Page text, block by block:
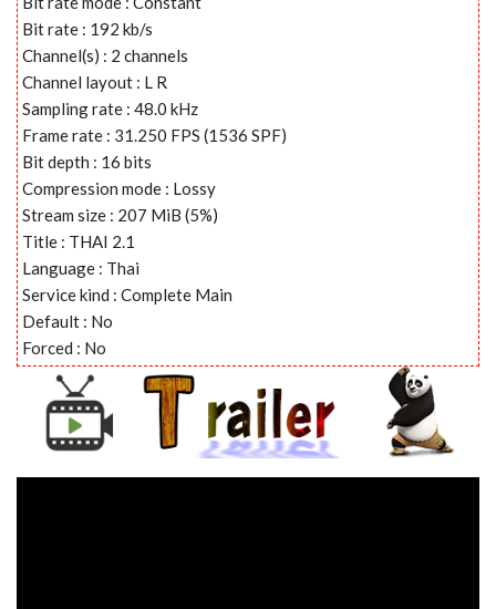
Bit rate : 192 kb/s
Channel(s) : 2 channels
Channel layout : L R
Sampling rate : 48.0 kHz
Frame rate : 31.250 FPS (1536 SPF)
Bit depth : 16 bits
Compression mode : Lossy
Stream size : 207 MiB (5%)
Title : THAI 2.1
Language : Thai
Service kind : Complete Main
Default : No
Forced : No